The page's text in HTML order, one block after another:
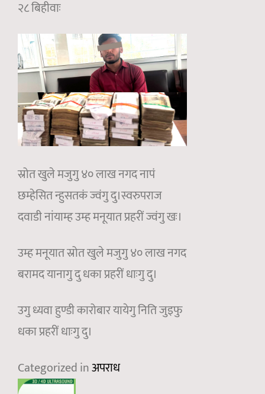
२८ बिहीवाः
स्रोत खुले मजुगु ४० लाख नगद नापं
छम्हेसित न्हुसतकं ज्वंगु दु।स्वरुपराज
दवाडी नांयाम्ह उम्ह मनूयात प्रहरीं ज्वंगु खः।
उम्ह मनूयात स्रोत खुले मजुगु ४० लाख नगद
बरामद यानागु दु धका प्रहरीं धाःगु दु।
उगु ध्यवा हुण्डी कारोबार यायेगु निति जुइफु
धका प्रहरीं धाःगु दु।
Categorized inअपराध